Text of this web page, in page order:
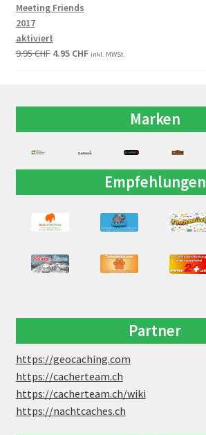
Meeting Friends
2017
aktiviert
9.95CHF 4.95 CHF inkl. MWSt.
Marken
Empfehlungen
Partner
https://geocaching.com
https://cacherteam.ch
https://cacherteam.ch/wiki
https://nachtcaches.ch